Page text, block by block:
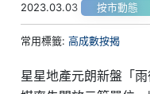
2023.03.03 按市動態
常用標籤:高成數按揭
星星地產元朗新盤「